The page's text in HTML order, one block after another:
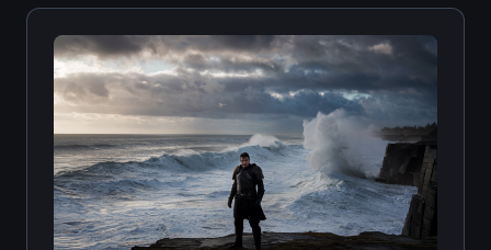
destructivos que socavan cada paso
adelante, dejando a